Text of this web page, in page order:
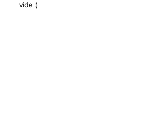
vide :)